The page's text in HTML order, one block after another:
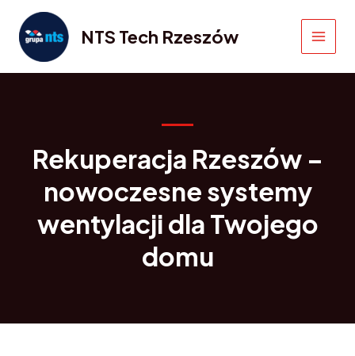
content
NTS Tech Rzeszów
MAIN
Rekuperacja Rzeszów –
nowoczesne systemy
wentylacji dla Twojego
domu